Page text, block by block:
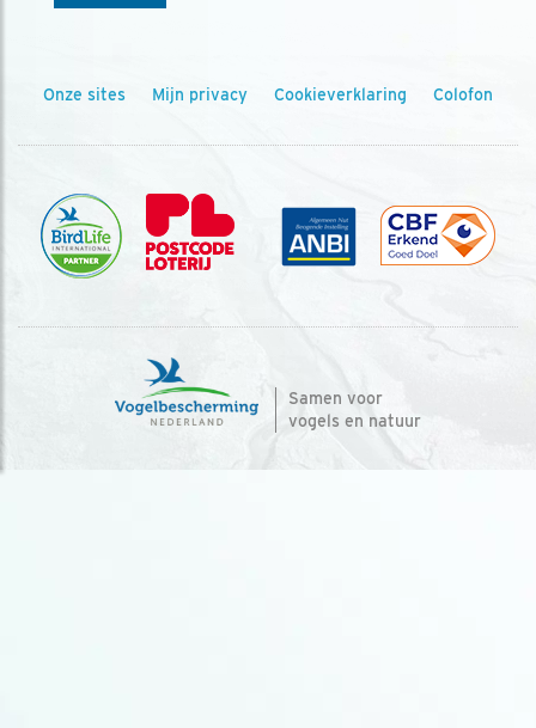
Onze sites Mijn privacy Cookieverklaring Colofon
Samen voor
vogels en natuur